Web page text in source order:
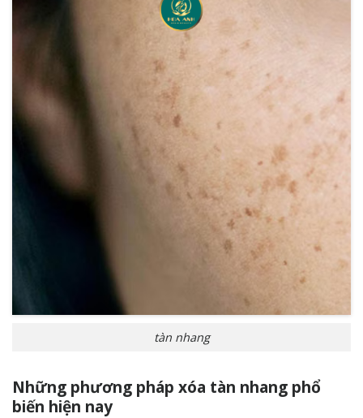
tàn nhang
Những phương pháp xóa tàn nhang phổ
biến hiện nay